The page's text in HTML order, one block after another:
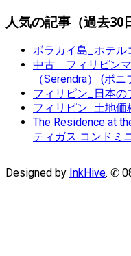
人気の記事（過去30
ボラカイ島_ホテル
中古 フィリピン
（Serendra） (ボ
フィリピン_日本の
フィリピン_土地価
The Residence at
ティガス コンドミ
Designed by InkHive. ✆